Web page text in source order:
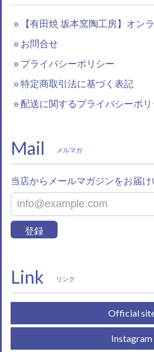
【有田焼 坂本窯陶工房】オン
お問合せ
プライバシーポリシー
特定商取引法に基づく表記
配送に関するプライバシーポリ
Mail メルマガ
当店からメールマガジンをお届け
登録
Link リンク
Official
Instagram